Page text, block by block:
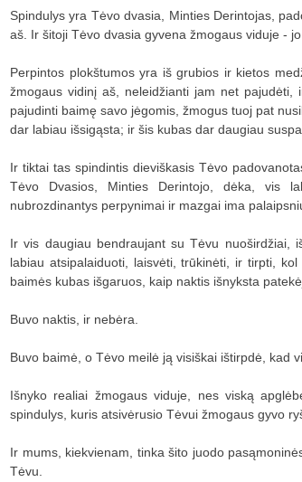
Spindulys yra Tėvo dvasia, Minties Derintojas,
aš. Ir šitoji Tėvo dvasia gyvena žmogaus viduje - jo
Perpintos plokštumos yra iš grubios ir kietos
žmogaus vidinį aš, neleidžianti jam net
pajudinti baimę savo jėgomis, žmogus tuoj pat
dar labiau išsigąsta; ir šis kubas dar daugiau
Ir tiktai tas spindintis dieviškasis Tėvo
Tėvo Dvasios, Minties Derintojo, dėka, vis
nubrozdinantys perpynimai ir mazgai ima
Ir vis daugiau bendraujant su Tėvu nuoširdžiai,
labiau atsipalaiduoti, laisvėti, trūkinėti, ir tirpti,
baimės kubas išgaruos, kaip naktis išnyksta
Buvo naktis, ir nebėra.
Buvo baimė, o Tėvo meilė ją visiškai ištirpdė, kad
Išnyko realiai žmogaus viduje, nes viską
spindulys, kuris atsivėrusio Tėvui žmogaus gyvo
Ir mums, kiekvienam, tinka šito juodo
Tėvu.